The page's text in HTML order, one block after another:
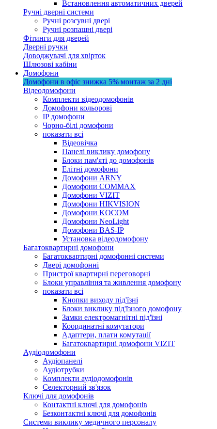
Встановлення автоматичних дверей
Ручні дверні системи
Ручні розсувні двері
Ручні розпашні двері
Фітинги для дверей
Дверні ручки
Доводжувачі для хвірток
Шлюзові кабіни
Домофони
Домофони в офіс знижка 5% монтаж за 2 дні
Відеодомофони
Комплекти відеодомофонів
Домофони кольорові
IP домофони
Чорно-білі домофони
показати всі
Відеовічка
Панелі виклику домофону
Блоки пам'яті до домофонів
Елітні домофони
Домофони ARNY
Домофони COMMAX
Домофони VIZIT
Домофони HIKVISION
Домофони KOCOM
Домофони NeoLight
Домофони BAS-IP
Установка відеодомофону
Багатоквартирні домофони
Багатоквартирні домофонні системи
Двері домофонні
Пристрої квартирні переговорні
Блоки управління та живлення домофону
показати всі
Кнопки виходу під'їзні
Блоки виклику під'їзного домофону
Замки електромагнітні під'їзні
Координатні комутатори
Адаптери, плати комутації
Багатоквартирні домофони VIZIT
Аудіодомофони
Аудіопанелі
Аудіотрубки
Комплекти аудіодомофонів
Селекторний зв'язок
Ключі для домофонів
Контактні ключі для домофонів
Безконтактні ключі для домофонів
Системи виклику медичного персоналу